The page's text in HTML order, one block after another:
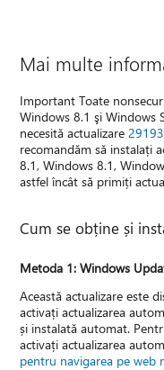
Mai multe
Important Toate
Windows 8.1 şi Windows
necesită actualizare
recomandăm să instalați
8.1, Windows 8.1,
astfel încât să primiți
Cum se obține și
Metoda 1: Windows
Această actualizare este
activați actualizarea
și instalată automat.
activați actualizarea
pentru navigarea pe web